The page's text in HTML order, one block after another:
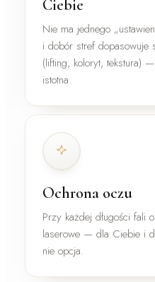
Ciebie
Nie ma jednego
i dobór stref dopasowuje
(lifting, koloryt, tekstura)
istotna.
Ochrona oczu
Przy każdej długości fali
laserowe — dla Ciebie i
nie opcja.